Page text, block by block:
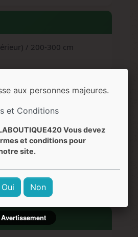
/ 200-300 cm
ananas, mangue,
agrumes, épices douces,
aux personnes majeures.
et Conditions
Vous devez
et conditions pour
site.
Oui Non
Avertissement